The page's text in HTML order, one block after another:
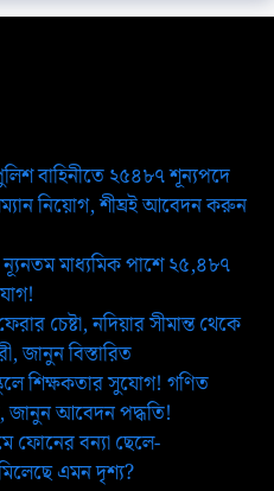
বাহিনীতে ২৫৪৮৭ শূন্যপদে
নিয়োগ, শীঘ্রই আবেদন করুন
মাধ্যমিক পাশে ২৫,৪৮৭
চেষ্টা, নদিয়ার সীমান্ত থেকে
জানুন বিস্তারিত
শিক্ষকতার সুযোগ! গণিত
জানুন আবেদন পদ্ধতি!
ফোনের বন্যা ছেলে-
এমন দৃশ্য?